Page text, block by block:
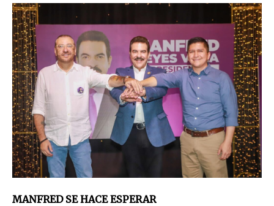
MANFRED SE HACE ESPERAR